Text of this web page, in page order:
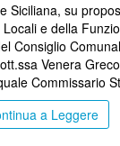
Siciliana, su
e della
Consiglio
Venera
Commissario
a Leggere